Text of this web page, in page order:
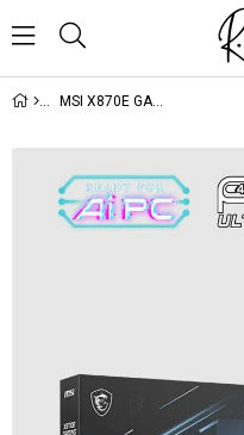
MSI X870E GAMING PLUS WIFI DDR5 8200MT/S 1XHDMI 3XM.2 USB ATX AM5 (AMD AM5 9000/8000/7000 SERİLERİ İLE UYUMLU)